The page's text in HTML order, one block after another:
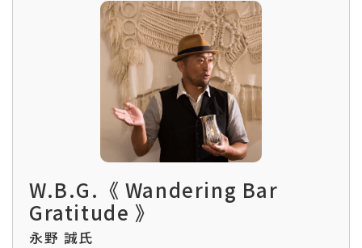
W.B.G.《 Wandering Bar
Gratitude 》
永野 誠氏